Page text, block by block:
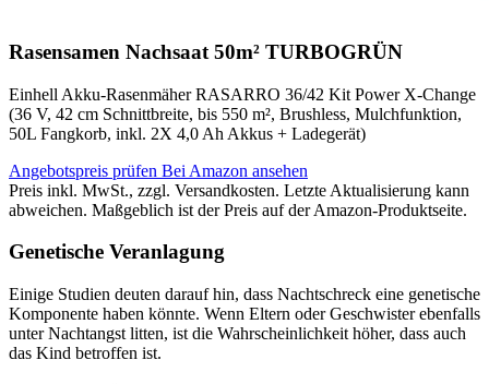
Rasensamen Nachsaat 50m² TURBOGRÜN
Einhell Akku-Rasenmäher RASARRO 36/42 Kit Power X-Change
(36 V, 42 cm Schnittbreite, bis 550 m², Brushless, Mulchfunktion,
50L Fangkorb, inkl. 2X 4,0 Ah Akkus + Ladegerät)
Angebotspreis prüfen Bei Amazon ansehen
Preis inkl. MwSt., zzgl. Versandkosten. Letzte Aktualisierung kann
abweichen. Maßgeblich ist der Preis auf der Amazon-Produktseite.
Genetische Veranlagung
Einige Studien deuten darauf hin, dass Nachtschreck eine genetische
Komponente haben könnte. Wenn Eltern oder Geschwister ebenfalls
unter Nachtangst litten, ist die Wahrscheinlichkeit höher, dass auch
das Kind betroffen ist.